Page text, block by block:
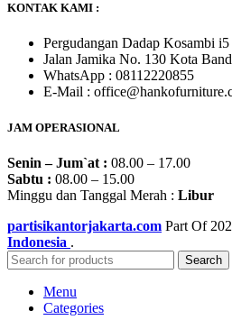
KONTAK KAMI :
Pergudangan Dadap Kosambi i5
Jalan Jamika No. 130 Kota
WhatsApp : 08112220855
E-Mail :
JAM OPERASIONAL
Senin – Jum`at : 08.00 – 17.00
Sabtu : 08.00 – 15.00
Minggu dan Tanggal Merah : Libur
partisikantorjakarta.com Part Of
Indonesia .
Search
Menu
Categories